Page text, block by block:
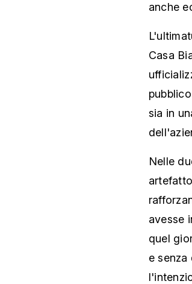
anche
Casa
sia in
Nelle
avesse
quel
e